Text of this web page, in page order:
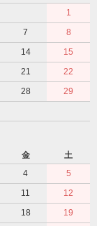
1
7
8
14
15
21
22
28
29
金
土
4
5
11
12
18
19